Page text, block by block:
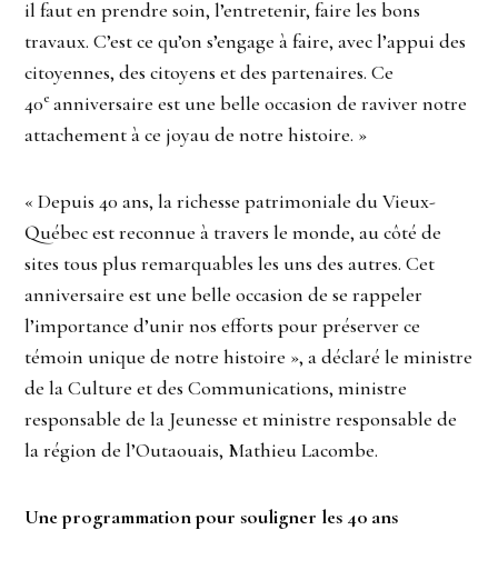
il faut en prendre soin, l’entretenir, faire les bons
travaux. C’est ce qu’on s’engage à faire, avec l’appui des
citoyennes, des citoyens et des partenaires. Ce
40e anniversaire est une belle occasion de raviver notre
attachement à ce joyau de notre histoire. »
« Depuis 40 ans, la richesse patrimoniale du Vieux-
Québec est reconnue à travers le monde, au côté de
sites tous plus remarquables les uns des autres. Cet
anniversaire est une belle occasion de se rappeler
l’importance d’unir nos efforts pour préserver ce
témoin unique de notre histoire », a déclaré le ministre
de la Culture et des Communications, ministre
responsable de la Jeunesse et ministre responsable de
la région de l’Outaouais, Mathieu Lacombe.
Une programmation pour souligner les 40 ans